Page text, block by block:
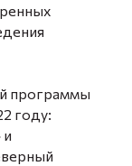
программы
году:
и